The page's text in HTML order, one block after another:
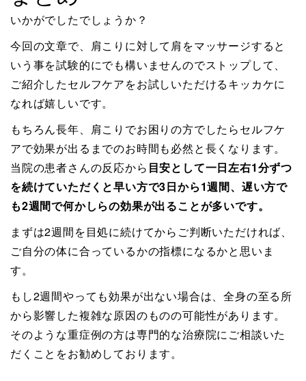
いかがでしたでしょうか？
今回の文章で、肩こりに対して肩をマッサージすると
いう事を試験的にでも構いませんのでストップして、
ご紹介したセルフケアをお試しいただけるキッカケに
なれば嬉しいです。
もちろん長年、肩こりでお困りの方でしたらセルフケ
アで効果が出るまでのお時間も必然と長くなります。
当院の患者さんの反応から 目安として一日左右1分ずつ
を続けていただくと早い方で3日から1週間、遅い方で
も2週間で何かしらの効果が出ることが多いです。
まずは2週間を目処に続けてからご判断いただければ、
ご自分の体に合っているかの指標になるかと思いま
す。
もし2週間やっても効果が出ない場合は、全身の至る所
から影響した複雑な原因のものの可能性があります。
そのような重症例の方は専門的な治療院にご相談いた
だくことをお勧めしております。